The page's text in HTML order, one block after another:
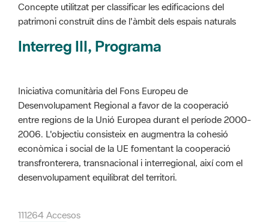
Concepte utilitzat per classificar les edificacions del
patrimoni construït dins de l'àmbit dels espais naturals
Interreg III, Programa
Iniciativa comunitària del Fons Europeu de
Desenvolupament Regional a favor de la cooperació
entre regions de la Unió Europea durant el període 2000-
2006. L'objectiu consisteix en augmentra la cohesió
econòmica i social de la UE fomentant la cooperació
transfronterera, transnacional i interregional, així com el
desenvolupament equilibrat del territori.
111264 Accesos